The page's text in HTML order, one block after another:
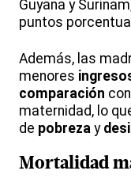
Guyana y
puntos
Además, las
menores
comparación
maternidad, lo
de pobreza y
Mortalidad